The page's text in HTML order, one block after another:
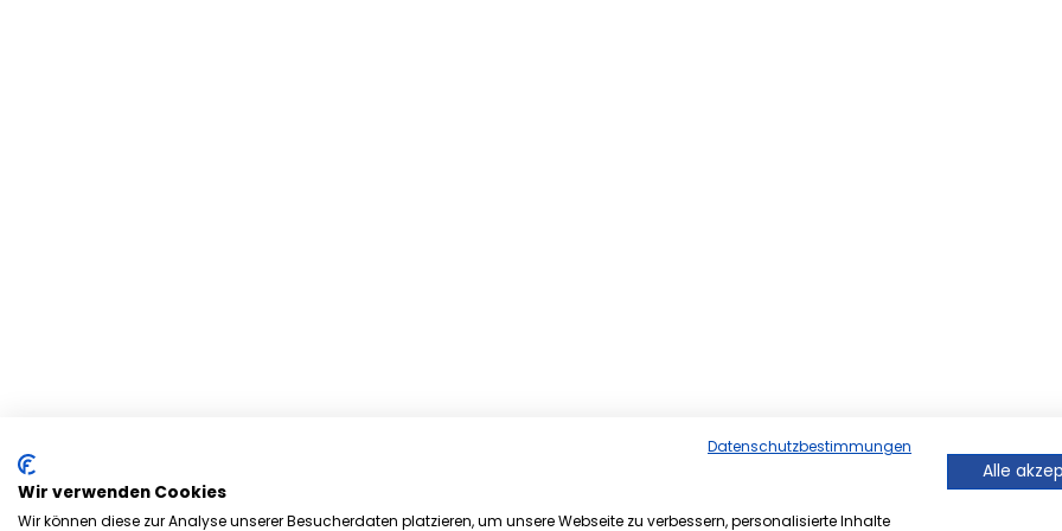
Datenschutzbestimmungen
Wir verwenden Cookies
Wir können diese zur Analyse unserer Besucherdaten platzieren, um unsere Webseite zu verbessern, personalisierte Inhalte
Alle